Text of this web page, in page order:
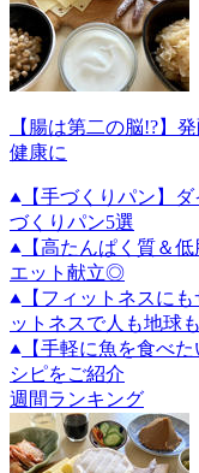
【腸は第二の脳!?】
健康に
【手づくりパン】
づくりパン5選
【高たんぱく質＆
エット献立◎
【フィットネスに
ットネスで人も地球
【手軽に魚を食べ
シピをご紹介
週間ランキング